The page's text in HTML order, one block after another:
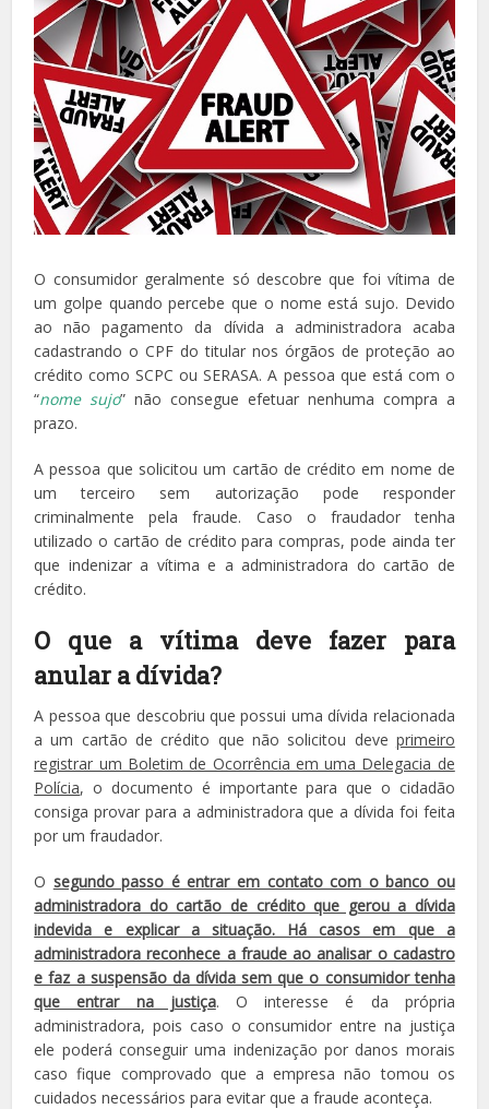
O consumidor geralmente só descobre que foi vítima de
um golpe quando percebe que o nome está sujo. Devido
ao não pagamento da dívida a administradora acaba
cadastrando o CPF do titular nos órgãos de proteção ao
crédito como SCPC ou SERASA. A pessoa que está com o
“nome sujo” não consegue efetuar nenhuma compra a
prazo.
A pessoa que solicitou um cartão de crédito em nome de
um terceiro sem autorização pode responder
criminalmente pela fraude. Caso o fraudador tenha
utilizado o cartão de crédito para compras, pode ainda ter
que indenizar a vítima e a administradora do cartão de
crédito.
O que a vítima deve fazer para
anular a dívida?
A pessoa que descobriu que possui uma dívida relacionada
a um cartão de crédito que não solicitou deve primeiro
registrar um Boletim de Ocorrência em uma Delegacia de
Polícia, o documento é importante para que o cidadão
consiga provar para a administradora que a dívida foi feita
por um fraudador.
O segundo passo é entrar em contato com o banco ou
administradora do cartão de crédito que gerou a dívida
indevida e explicar a situação. Há casos em que a
administradora reconhece a fraude ao analisar o cadastro
e faz a suspensão da dívida sem que o consumidor tenha
que entrar na justiça. O interesse é da própria
administradora, pois caso o consumidor entre na justiça
ele poderá conseguir uma indenização por danos morais
caso fique comprovado que a empresa não tomou os
cuidados necessários para evitar que a fraude aconteça.